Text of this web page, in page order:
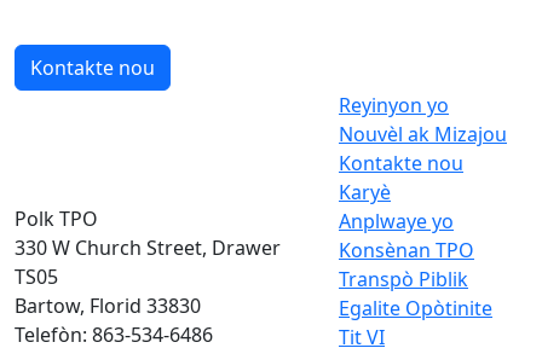
Kontakte nou
Polk TPO
330 W Church Street, Drawer
TS05
Bartow, Florid 33830
Telefòn: 863-534-6486
Reyinyon yo
Nouvèl ak Mizajou
Kontakte nou
Karyè
Anplwaye yo
Konsènan TPO
Transpò Piblik
Egalite Opòtinite
Tit VI